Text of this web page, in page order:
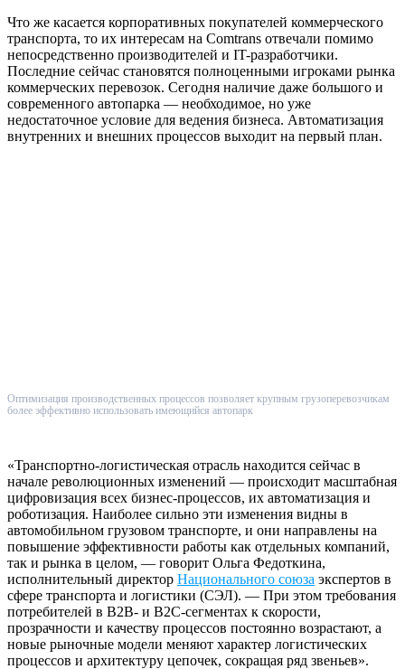
Что же касается корпоративных покупателей коммерческого
транспорта, то их интересам на Comtrans отвечали помимо
непосредственно производителей и IT-разработчики.
Последние сейчас становятся полноценными игроками рынка
коммерческих перевозок. Сегодня наличие даже большого и
современного автопарка — необходимое, но уже
недостаточное условие для ведения бизнеса. Автоматизация
внутренних и внешних процессов выходит на первый план.
Оптимизация производственных процессов позволяет крупным грузоперевозчикам
более эффективно использовать имеющийся автопарк
«Транспортно-логистическая отрасль находится сейчас в
начале революционных изменений — происходит масштабная
цифровизация всех бизнес-процессов, их автоматизация и
роботизация. Наиболее сильно эти изменения видны в
автомобильном грузовом транспорте, и они направлены на
повышение эффективности работы как отдельных компаний,
так и рынка в целом, — говорит Ольга Федоткина,
исполнительный директор Национального союза экспертов в
сфере транспорта и логистики (СЭЛ). — При этом требования
потребителей в B2B- и B2C-сегментах к скорости,
прозрачности и качеству процессов постоянно возрастают, а
новые рыночные модели меняют характер логистических
процессов и архитектуру цепочек, сокращая ряд звеньев».